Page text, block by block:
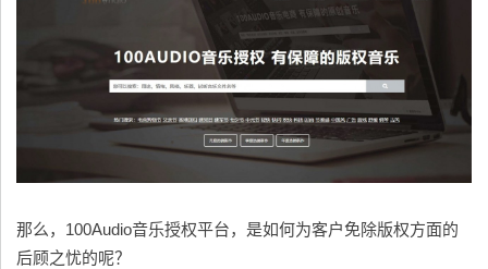
那么，100Audio音乐授权平台，是如何为客户免除版权方面的
后顾之忧的呢？